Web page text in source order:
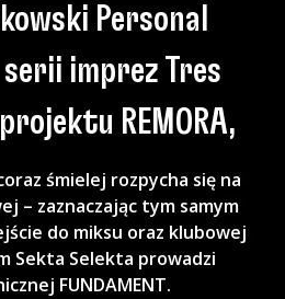
Personal
imprez Tres
REMORA,
śmielej rozpycha się na
– zaznaczając tym samym
do miksu oraz klubowej
Sekta Selekta prowadzi
FUNDAMENT.